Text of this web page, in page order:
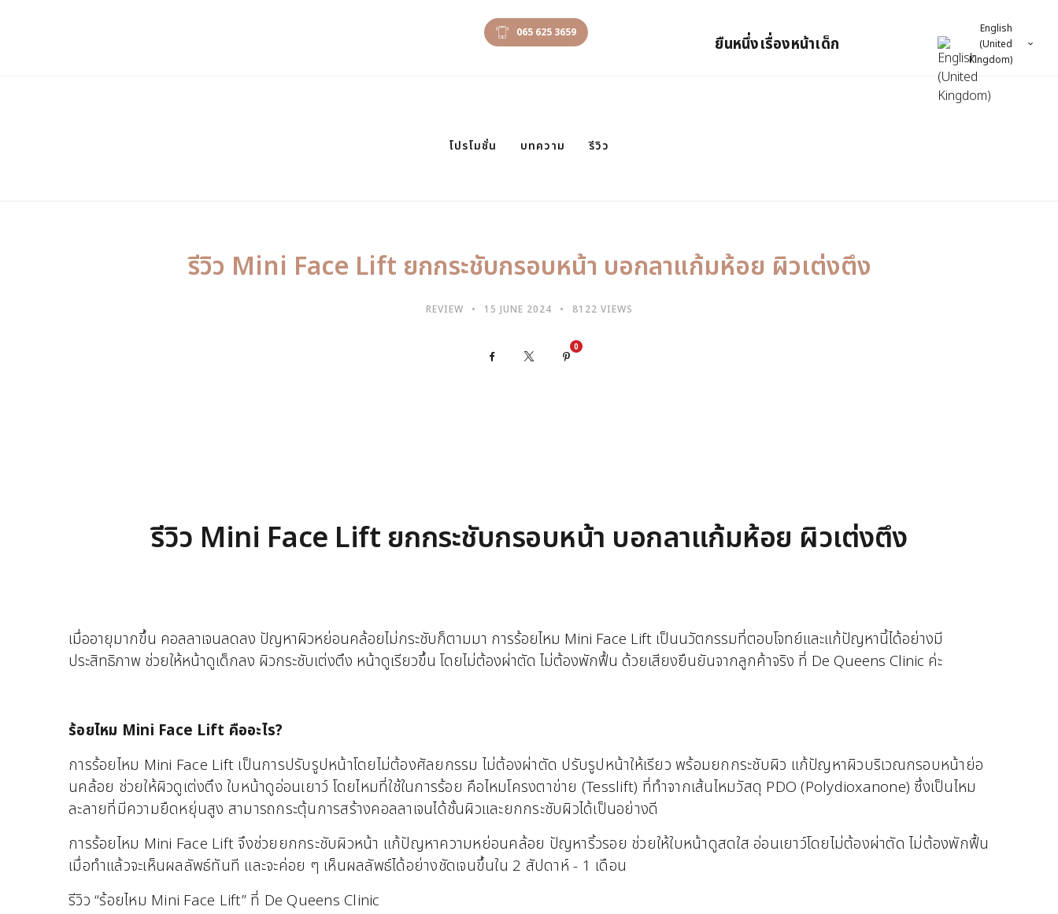
065 625 3659
ยืนหนึ่งเรื่องหน้าเด็ก
English
(United
Kingdom)
โปรโมชั่น บทความ รีวิว
รีวิว Mini Face Lift ยกกระชับกรอบหน้า บอกลาแก้มห้อย ผิวเต่งตึง
15 JUNE 2024
REVIEW 8122 VIEWS
Facebook
0
รีวิว Mini Face Lift ยกกระชับกรอบหน้า บอกลาแก้มห้อย ผิวเต่งตึง
เมื่ออายุมากขึ้น คอลลาเจนลดลง ปัญหาผิวหย่อนคล้อยไม่กระชับก็ตามมา การร้อยไหม Mini Face Lift เป็นนวัตกรรมที่ตอบโจทย์และแก้ปัญหานี้ได้อย่างมี
ประสิทธิภาพ ช่วยให้หน้าดูเด็กลง ผิวกระชับเต่งตึง หน้าดูเรียวขึ้น โดยไม่ต้องผ่าตัด ไม่ต้องพักฟื้น ด้วยเสียงยืนยันจากลูกค้าจริง ที่ De Queens Clinic ค่ะ
ร้อยไหม Mini Face Lift คืออะไร?
การร้อยไหม Mini Face Lift เป็นการปรับรูปหน้าโดยไม่ต้องศัลยกรรม ไม่ต้องผ่าตัด ปรับรูปหน้าให้เรียว พร้อมยกกระชับผิว แก้ปัญหาผิวบริเวณกรอบหน้าย่อ
นคล้อย ช่วยให้ผิวดูเต่งตึง ใบหน้าดูอ่อนเยาว์ โดยไหมที่ใช้ในการร้อย คือไหมโครงตาข่าย (Tesslift) ที่ทำจากเส้นไหมวัสดุ PDO (Polydioxanone) ซึ่งเป็นไหม
ละลายที่มีความยืดหยุ่นสูง สามารถกระตุ้นการสร้างคอลลาเจนได้ชั้นผิวและยกกระชับผิวได้เป็นอย่างดี
การร้อยไหม Mini Face Lift จึงช่วยยกกระชับผิวหน้า แก้ปัญหาความหย่อนคล้อย ปัญหาริ้วรอย ช่วยให้ใบหน้าดูสดใส อ่อนเยาว์โดยไม่ต้องผ่าตัด ไม่ต้องพักฟื้น
เมื่อทำแล้วจะเห็นผลลัพธ์ทันที และจะค่อย ๆ เห็นผลลัพธ์ได้อย่างชัดเจนขึ้นใน 2 สัปดาห์ - 1 เดือน
รีวิว “ร้อยไหม Mini Face Lift” ที่ De Queens Clinic